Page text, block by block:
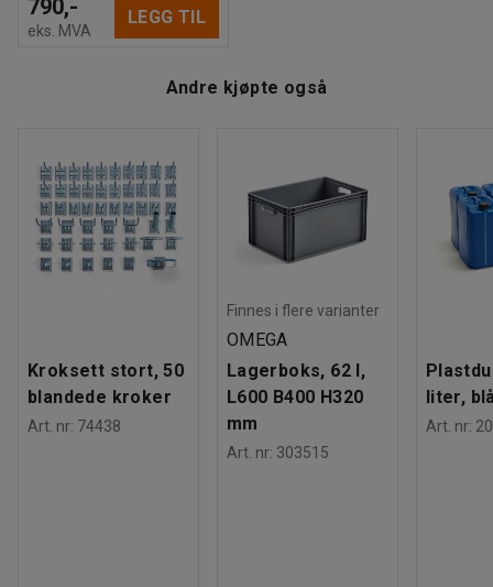
790,-
eks. MVA
LEGG TIL
Andre kjøpte også
Kroksett stort, 50
blandede kroker
Art. nr: 74438
Finnes i flere varianter
OMEGA
Lagerboks, 62 l,
L600 B400 H320
mm
Art. nr: 303515
liter,
Art. nr: